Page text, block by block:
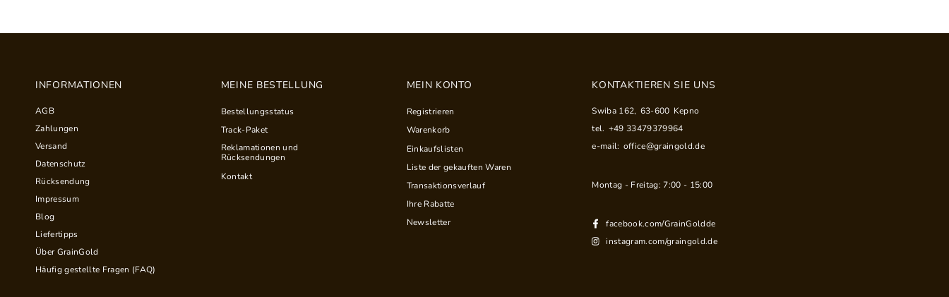
INFORMATIONEN
AGB
Zahlungen
Versand
Datenschutz
Rücksendung
Impressum
Blog
Liefertipps
Über GrainGold
Häufig gestellte Fragen (FAQ)
MEINE BESTELLUNG
Bestellungsstatus
Track-Paket
Reklamationen und
Rücksendungen
Kontakt
MEIN KONTO
Registrieren
Warenkorb
Einkaufslisten
Liste der gekauften Waren
Transaktionsverlauf
Ihre Rabatte
Newsletter
KONTAKTIEREN SIE UNS
Swiba 162, 63-600 Kepno
tel. +49 33479379964
e-mail: office@graingold.de
Montag - Freitag: 7:00 - 15:00
facebook.com/GrainGoldde
instagram.com/graingold.de